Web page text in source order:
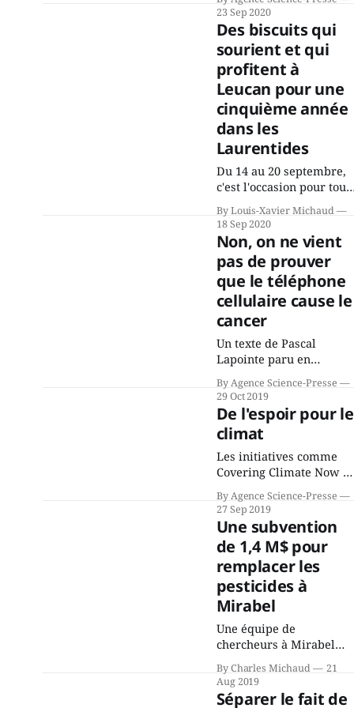
algorithme qui en
faciliterait l’analyse
pourrait donner un coup
de pouce aux
psychologues, suggèrent
des chercheurs italiens
qui ont passé en revue…
24 000 rêves ! Pour ce
faire, ils ont utilisé une
banque de données
23 Sep 2020
Des biscuits qui
sourient et qui
profitent à
Leucan pour une
cinquième année
dans les
Laurentides
Du 14 au 20 septembre,
c'est l'occasion pour tous
ceux qui achètent une
collation ou un repas
dans un des 16 Tim
Horton's des environs de
manger des biscuits qui
sourient, puisqu'ils sont
en fait un don à Leucan
Les
By Louis-Xavier Michaud
18 Sep 2020
Non, on ne vient
pas de prouver
que le téléphone
cellulaire cause le
cancer
Un texte de Pascal
Lapointe paru en
premier le 14 novembre
2018 sur Science-Presse
Une étude parue au
début du mois aurait
apporté « certaines
preuves » d’un lien entre
le téléphone cellulaire et
C’est ce qu’on a pu lire à
gauche et à
By Agence Science-Presse
29 Oct 2019
De l'espoir pour le
climat
Les initiatives comme
Covering Climate Now et
la Grève mondiale pour
le climat annoncent un
tournant dans la lutte
contre les changements
climatiques. C’est ce que
viennent de publier coup
sur coup deux activistes
environnementaux : Paul
Gilding, auteur
australien et ancien
directeur général de
Greenpeace
International, et Bill
McKibben,
By Agence Science-Presse
27 Sep 2019
Une subvention
de 1,4 M$ pour
remplacer les
pesticides à
Mirabel
Une équipe de
chercheurs à Mirabel
développe des solutions
de rechange aux
pesticides pour les
By Charles Michaud
21
Aug 2019
Séparer le fait de